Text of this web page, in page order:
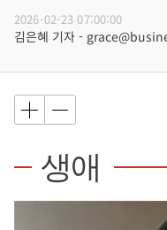
2026-02-23 07:00:00
김은혜 기자 -
생애